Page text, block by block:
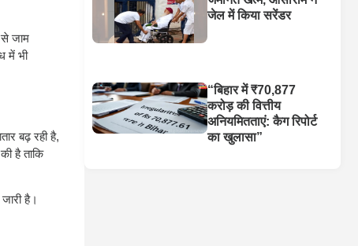
से जाम
में भी
बढ़ रही है,
है ताकि
है।
जेल में किया सरेंडर
“बिहार में ₹70,877
करोड़ की वित्तीय
अनियमितताएं: कैग रिपोर्ट
का खुलासा”